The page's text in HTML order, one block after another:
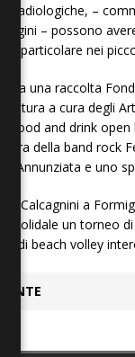
radiologiche, –
– possono
in particolare nei
una raccolta
a cura degli
food and drink
cura della band rock
Annunziata e uno
Calcagnini a
solidale un torneo
di beach volley